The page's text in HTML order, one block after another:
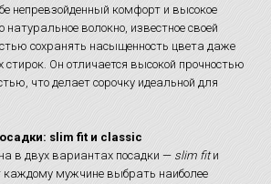
непревзойденный комфорт и высокое
волокно, известное своей
сохранять насыщенность цвета даже
стирок. Он отличается высокой прочностью
что делает сорочку идеальной для
slim fit и classic
в двух вариантах посадки — slim fitи
каждому мужчине выбрать наиболее